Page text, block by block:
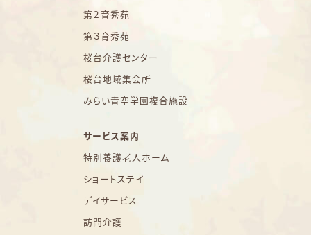
第２育秀苑
第３育秀苑
桜台介護センター
桜台地域集会所
みらい青空学園複合施設
サービス案内
特別養護老人ホーム
ショートステイ
デイサービス
訪問介護